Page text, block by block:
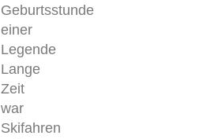
Geburtsstunde
einer
Legende
Lange
Zeit
war
Skifahren